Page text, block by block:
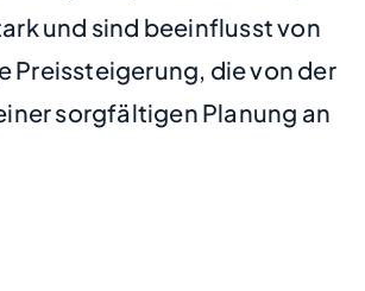
und sind beeinflusst von
Preissteigerung, die von der
sorgfältigen Planung an